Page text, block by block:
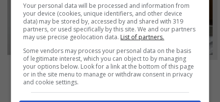
NOTIZIE
Your personal data will be processed and information from
your device (cookies, unique identifiers, and other device
data) may be stored by, accessed by and shared with 319
partners, or used specifically by this site. We and our partners
may use precise geolocation data. List of partners.
Some vendors may process your personal data on the basis
of legitimate interest, which you can object to by managing
your options below. Look for a link at the bottom of this page
or in the site menu to manage or withdraw consent in privacy
and cookie settings.